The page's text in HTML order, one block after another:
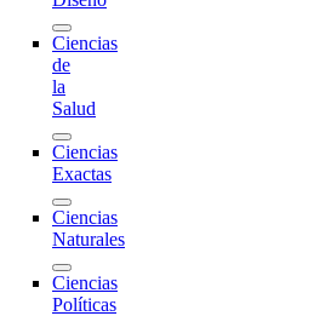
Ciencias
de
la
Salud
Ciencias
Exactas
Ciencias
Naturales
Ciencias
Políticas